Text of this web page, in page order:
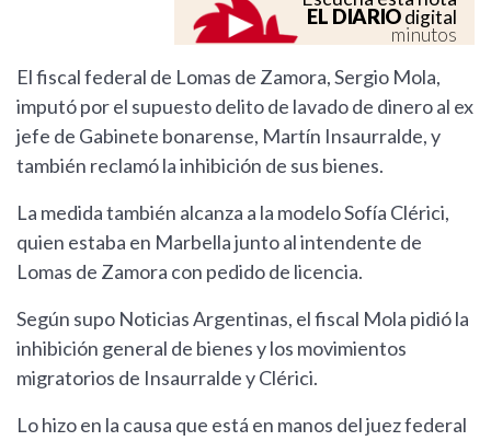
EL DIARIOdigital
minutos
El fiscal federal de Lomas de Zamora, Sergio Mola,
imputó por el supuesto delito de lavado de dinero al ex
jefe de Gabinete bonarense, Martín Insaurralde, y
también reclamó la inhibición de sus bienes.
La medida también alcanza a la modelo Sofía Clérici,
quien estaba en Marbella junto al intendente de
Lomas de Zamora con pedido de licencia.
Según supo Noticias Argentinas, el fiscal Mola pidió la
inhibición general de bienes y los movimientos
migratorios de Insaurralde y Clérici.
Lo hizo en la causa que está en manos del juez federal